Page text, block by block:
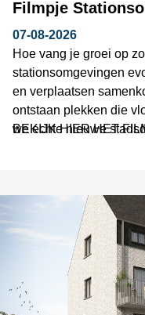
Filmpje
07-08-2026
Hoe vang je groei op
stationsomgevingen
en verplaatsen
ontstaan plekken die
we echte nieuwe
BEKIJK HIER HET